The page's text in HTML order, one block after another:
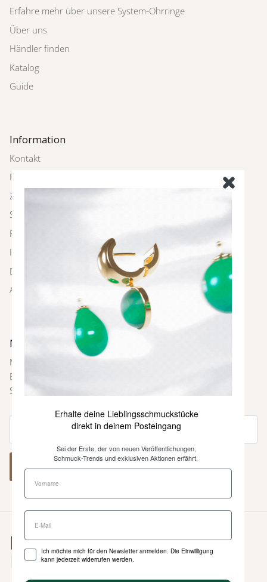
Erfahre mehr über unsere System-Ohrringe
Über uns
Händler finden
Katalog
Guide
Information
Kontakt
Rückgabe
Zahlung und Versand
Schmuckpflege
FAQ
Impressum
Datenschutz
AGBs
Newsletter
Melde dich bei unserem Newsletter an und sei immer als
Erste über neue Farben und Kollektionen, Inspirationen,
Styling-Tipps und weitere Neuigkeiten informiert.
ABONNIEREN
Erhalte deine Lieblingsschmuckstücke
direkt in deinem Posteingang
Sei der Erste, der von neuen Veröffentlichungen,
Schmuck-Trends und exklusiven Aktionen erfährt.
Ich möchte mich für den Newsletter anmelden. Die Einwilligung
kann jederzeit widerrufen werden.